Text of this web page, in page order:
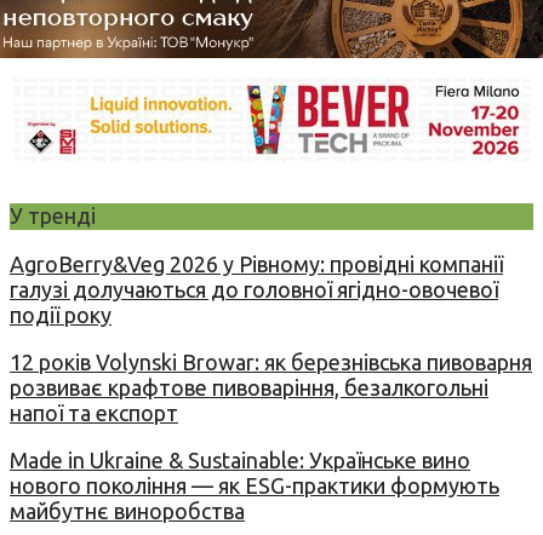
У тренді
AgroBerry&Veg 2026 у Рівному: провідні компанії
галузі долучаються до головної ягідно-овочевої
події року
12 років Volynski Browar: як березнівська пивоварня
розвиває крафтове пивоваріння, безалкогольні
напої та експорт
Made in Ukraine & Sustainable: Українське вино
нового покоління — як ESG-практики формують
майбутнє виноробства